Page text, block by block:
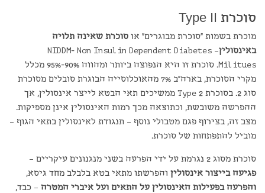
סוכרת Type II
מוכרת בשמות "סוכרת מבוגרים" או סוכרת שאינה תלויה
באינסולין
– NIDDM- Non Insulin Dependent Diabetes
Militues. סוכרת זו היא הנפוצה ביותר ומהווה 90%-95% מכלל
מקרי הסוכרת, בארה"ב 7% מהאוכלוסייה הבוגרת סובלים מסוכרת
סוג 2. בסוכרת Type 2 ממשיכים תאי הבטא לייצר אינסולין, אך
ההפרשה משובשת, וכתוצאה מכך רמות האינסולין אינן מספיקות.
מצב זה, בצירוף פגם מטבולי נוסף – תנגודת לאינסולין בתאי הגוף –
מוביל להתפתחות של סוכרת.
סוכרת מסוג 2 נגרמת על ידי הפרעה בשני מנגנונים עיקריים –
פגיעה בייצור אינסולין והפרשתו מתאי בטא בלבלב מחד גיסא,
והפרעה בפעילות האינסולין על התאים ועל איברי המטרה – כבד,